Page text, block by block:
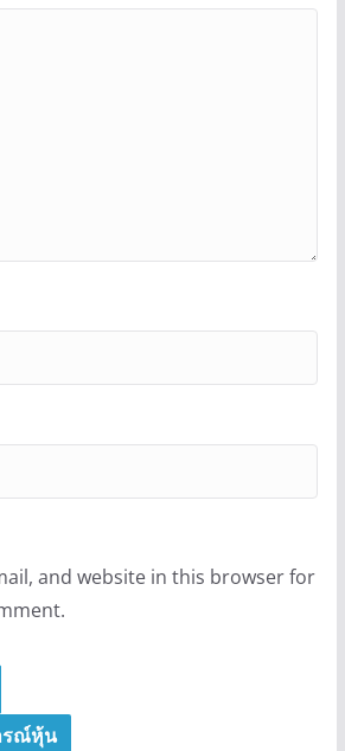
and website in this browser for
รณ์หุ้น